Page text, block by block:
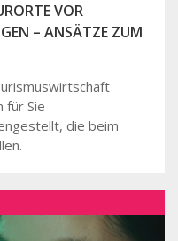
VOR
– ANSÄTZE ZUM U
für Sie
die beim